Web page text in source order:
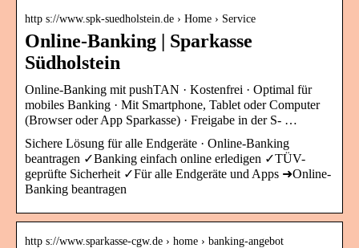
http s://www.spk-suedholstein.de › Home › Service
Online-Banking | Sparkasse
Südholstein
Online-Banking mit pushTAN · Kostenfrei · Optimal für
mobiles Banking · Mit Smartphone, Tablet oder Computer
(Browser oder App Sparkasse) · Freigabe in der S- …
Sichere Lösung für alle Endgeräte · Online-Banking
beantragen ✓Banking einfach online erledigen ✓TÜV-
geprüfte Sicherheit ✓Für alle Endgeräte und Apps ➜Online-
Banking beantragen
http s://www.sparkasse-cgw.de › home › banking-angebot